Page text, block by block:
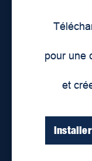
pour une
et
Lieux de distribution